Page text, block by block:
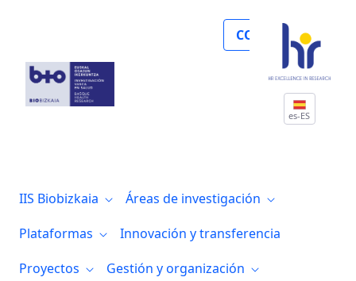
COLABORA
es-ES
IIS Biobizkaia
Áreas de investigación
Plataformas
Innovación y transferencia
Proyectos
Gestión y organización